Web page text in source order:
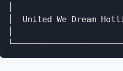
│  United We Dream